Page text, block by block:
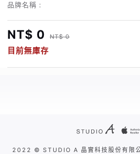
品牌名稱 :
NT$ 0 NT$ 0
目前無庫存
2022 © STUDIO A 晶實科技股份有限